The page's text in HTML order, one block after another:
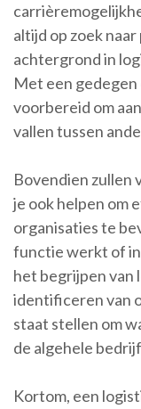
altijd op zoek
achtergrond in
Met een gedegen
voorbereid om
vallen tussen
Bovendien zullen
je ook helpen om
organisaties te
functie werkt of
het begrijpen van
identificeren van
staat stellen om
de algehele
Kortom, een